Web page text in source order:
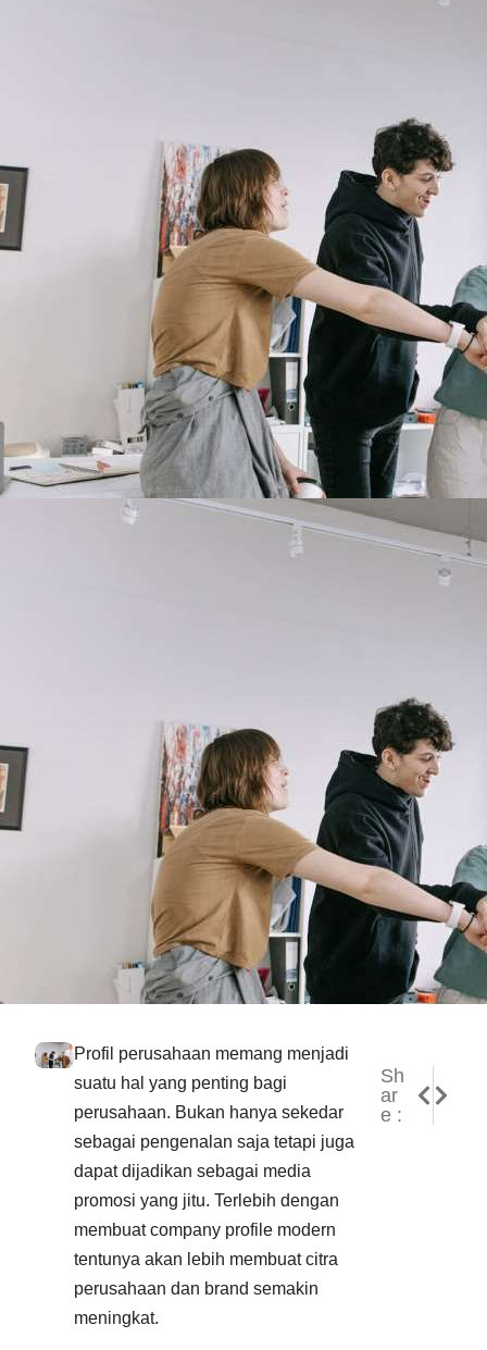
Profil perusahaan memang menjadi
suatu hal yang penting bagi
perusahaan. Bukan hanya sekedar
sebagai pengenalan saja tetapi juga
dapat dijadikan sebagai media
promosi yang jitu. Terlebih dengan
membuat company profile modern
tentunya akan lebih membuat citra
perusahaan dan brand semakin
meningkat.
Sh
ar
e :
Tips